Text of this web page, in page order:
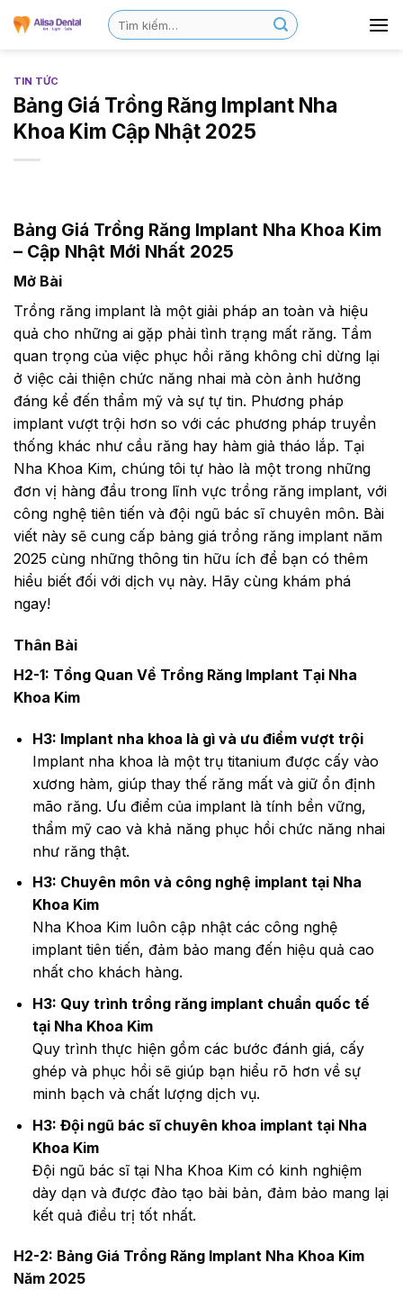
TIN TỨC
Bảng Giá Trồng Răng Implant Nha
Khoa Kim Cập Nhật 2025
Bảng Giá Trồng Răng Implant Nha Khoa Kim
– Cập Nhật Mới Nhất 2025
Mở Bài
Trồng răng implant là một giải pháp an toàn và hiệu
quả cho những ai gặp phải tình trạng mất răng. Tầm
quan trọng của việc phục hồi răng không chỉ dừng lại
ở việc cải thiện chức năng nhai mà còn ảnh hưởng
đáng kể đến thẩm mỹ và sự tự tin. Phương pháp
implant vượt trội hơn so với các phương pháp truyền
thống khác như cầu răng hay hàm giả tháo lắp. Tại
Nha Khoa Kim, chúng tôi tự hào là một trong những
đơn vị hàng đầu trong lĩnh vực trồng răng implant, với
công nghệ tiên tiến và đội ngũ bác sĩ chuyên môn. Bài
viết này sẽ cung cấp bảng giá trồng răng implant năm
2025 cùng những thông tin hữu ích để bạn có thêm
hiểu biết đối với dịch vụ này. Hãy cùng khám phá
ngay!
Thân Bài
H2-1: Tổng Quan Về Trồng Răng Implant Tại Nha
Khoa Kim
H3: Implant nha khoa là gì và ưu điểm vượt trội
Implant nha khoa là một trụ titanium được cấy vào
xương hàm, giúp thay thế răng mất và giữ ổn định
mão răng. Ưu điểm của implant là tính bền vững,
thẩm mỹ cao và khả năng phục hồi chức năng nhai
như răng thật.
H3: Chuyên môn và công nghệ implant tại Nha
Khoa Kim
Nha Khoa Kim luôn cập nhật các công nghệ
implant tiên tiến, đảm bảo mang đến hiệu quả cao
nhất cho khách hàng.
H3: Quy trình trồng răng implant chuẩn quốc tế
tại Nha Khoa Kim
Quy trình thực hiện gồm các bước đánh giá, cấy
ghép và phục hồi sẽ giúp bạn hiểu rõ hơn về sự
minh bạch và chất lượng dịch vụ.
H3: Đội ngũ bác sĩ chuyên khoa implant tại Nha
Khoa Kim
Đội ngũ bác sĩ tại Nha Khoa Kim có kinh nghiệm
dày dạn và được đào tạo bài bản, đảm bảo mang lại
kết quả điều trị tốt nhất.
H2-2: Bảng Giá Trồng Răng Implant Nha Khoa Kim
Năm 2025